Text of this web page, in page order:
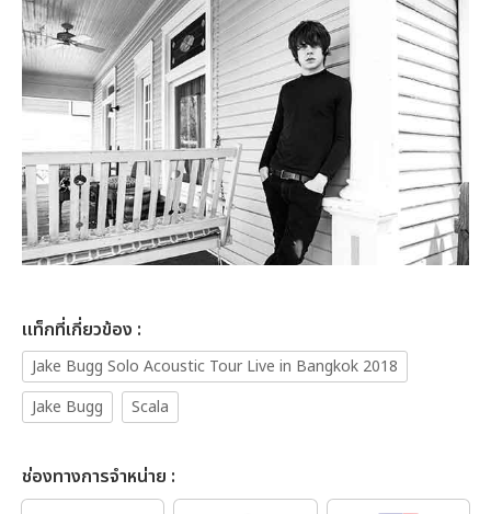
เเท็กที่เกี่ยวข้อง :
Jake Bugg Solo Acoustic Tour Live in Bangkok 2018
Jake Bugg
Scala
ช่องทางการจำหน่าย :